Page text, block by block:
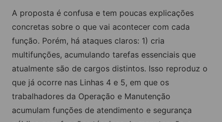
A proposta é confusa e tem poucas explicações
concretas sobre o que vai acontecer com cada
função. Porém, há ataques claros: 1) cria
multifunções, acumulando tarefas essenciais que
atualmente são de cargos distintos. Isso reproduz o
que já ocorre nas Linhas 4 e 5, em que os
trabalhadores da Operação e Manutenção
acumulam funções de atendimento e segurança